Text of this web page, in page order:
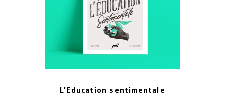
L'Education sentimentale